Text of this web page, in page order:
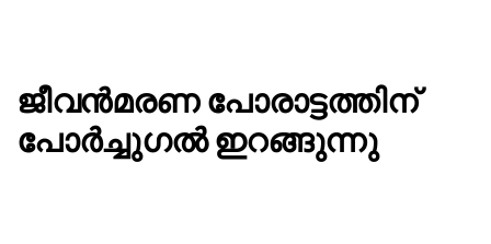
ജീവൻമരണ പോരാട്ടത്തിന്
പോർച്ചുഗൽ ഇറങ്ങുന്നു